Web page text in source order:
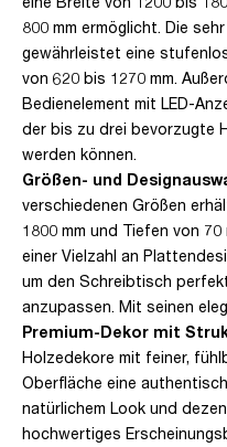
800 mm ermöglicht. Die
gewährleistet eine
von 620 bis 1270 mm.
Bedienelement mit LED-
der bis zu drei bevorzugte
werden können.
Größen- und
verschiedenen Größen
1800 mm und Tiefen von
einer Vielzahl an
um den Schreibtisch
anzupassen. Mit seinen
Premium-Dekor mit
Holzedekore mit feiner,
Oberfläche eine
natürlichem Look und
hochwertiges